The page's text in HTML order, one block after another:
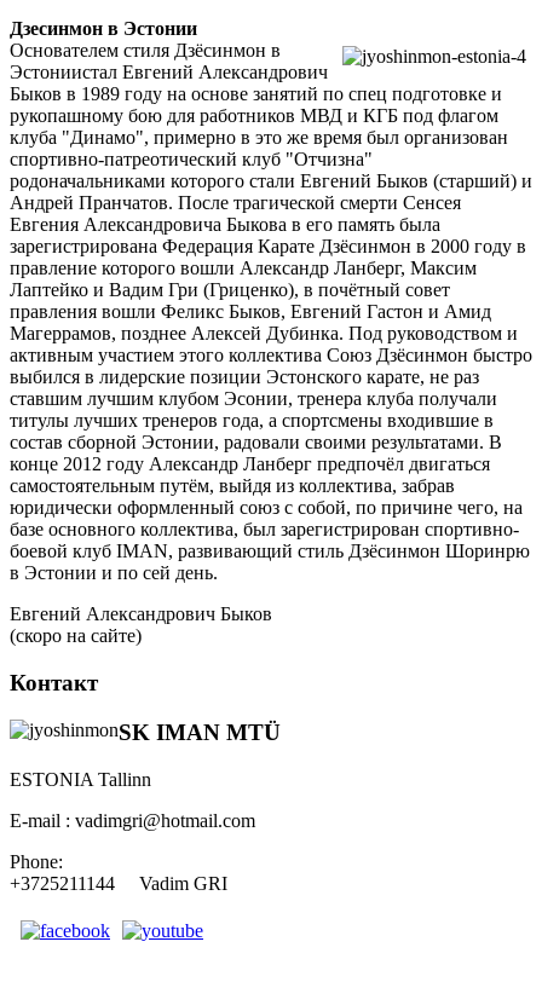
Дзесинмон в Эстонии
Основателем стиля Дзёсинмон в
Эстониистал Евгений Александрович
Быков в 1989 году на основе занятий по спец подготовке и
рукопашному бою для работников МВД и КГБ под флагом
клуба "Динамо", примерно в это же время был организован
спортивно-патреотический клуб "Отчизна"
родоначальниками которого стали Евгений Быков (старший) и
Андрей Пранчатов. После трагической смерти Сенсея
Евгения Александровича Быкова в его память была
зарегистрирована Федерация Карате Дзёсинмон в 2000 году в
правление которого вошли Александр Ланберг, Максим
Лаптейко и Вадим Гри (Гриценко), в почётный совет
правления вошли Феликс Быков, Евгений Гастон и Амид
Магеррамов, позднее Алексей Дубинка. Под руководством и
активным участием этого коллектива Союз Дзёсинмон быстро
выбился в лидерские позиции Эстонского карате, не раз
ставшим лучшим клубом Эсонии, тренера клуба получали
титулы лучших тренеров года, а спортсмены входившие в
состав сборной Эстонии, радовали своими результатами. В
конце 2012 году Александр Ланберг предпочёл двигаться
самостоятельным путём, выйдя из коллектива, забрав
юридически оформленный союз с собой, по причине чего, на
базе основного коллектива, был зарегистрирован спортивно-
боевой клуб IMAN, развивающий стиль Дзёсинмон Шоринрю
в Эстонии и по сей день.
Евгений Александрович Быков
(скоро на сайте)
Контакт
SK IMAN MTÜ
ESTONIA Tallinn
E-mail : vadimgri@hotmail.com
Phone:
+3725211144 Vadim GRI